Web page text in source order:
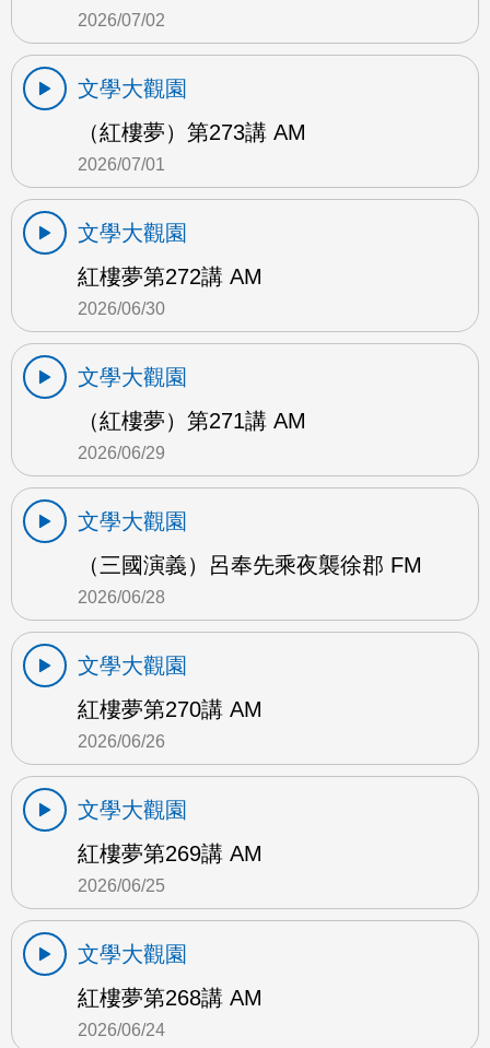
2026/07/02
文學大觀園
（紅樓夢）第273講 AM
2026/07/01
文學大觀園
紅樓夢第272講 AM
2026/06/30
文學大觀園
（紅樓夢）第271講 AM
2026/06/29
文學大觀園
（三國演義）呂奉先乘夜襲徐郡 FM
2026/06/28
文學大觀園
紅樓夢第270講 AM
2026/06/26
文學大觀園
紅樓夢第269講 AM
2026/06/25
文學大觀園
紅樓夢第268講 AM
2026/06/24